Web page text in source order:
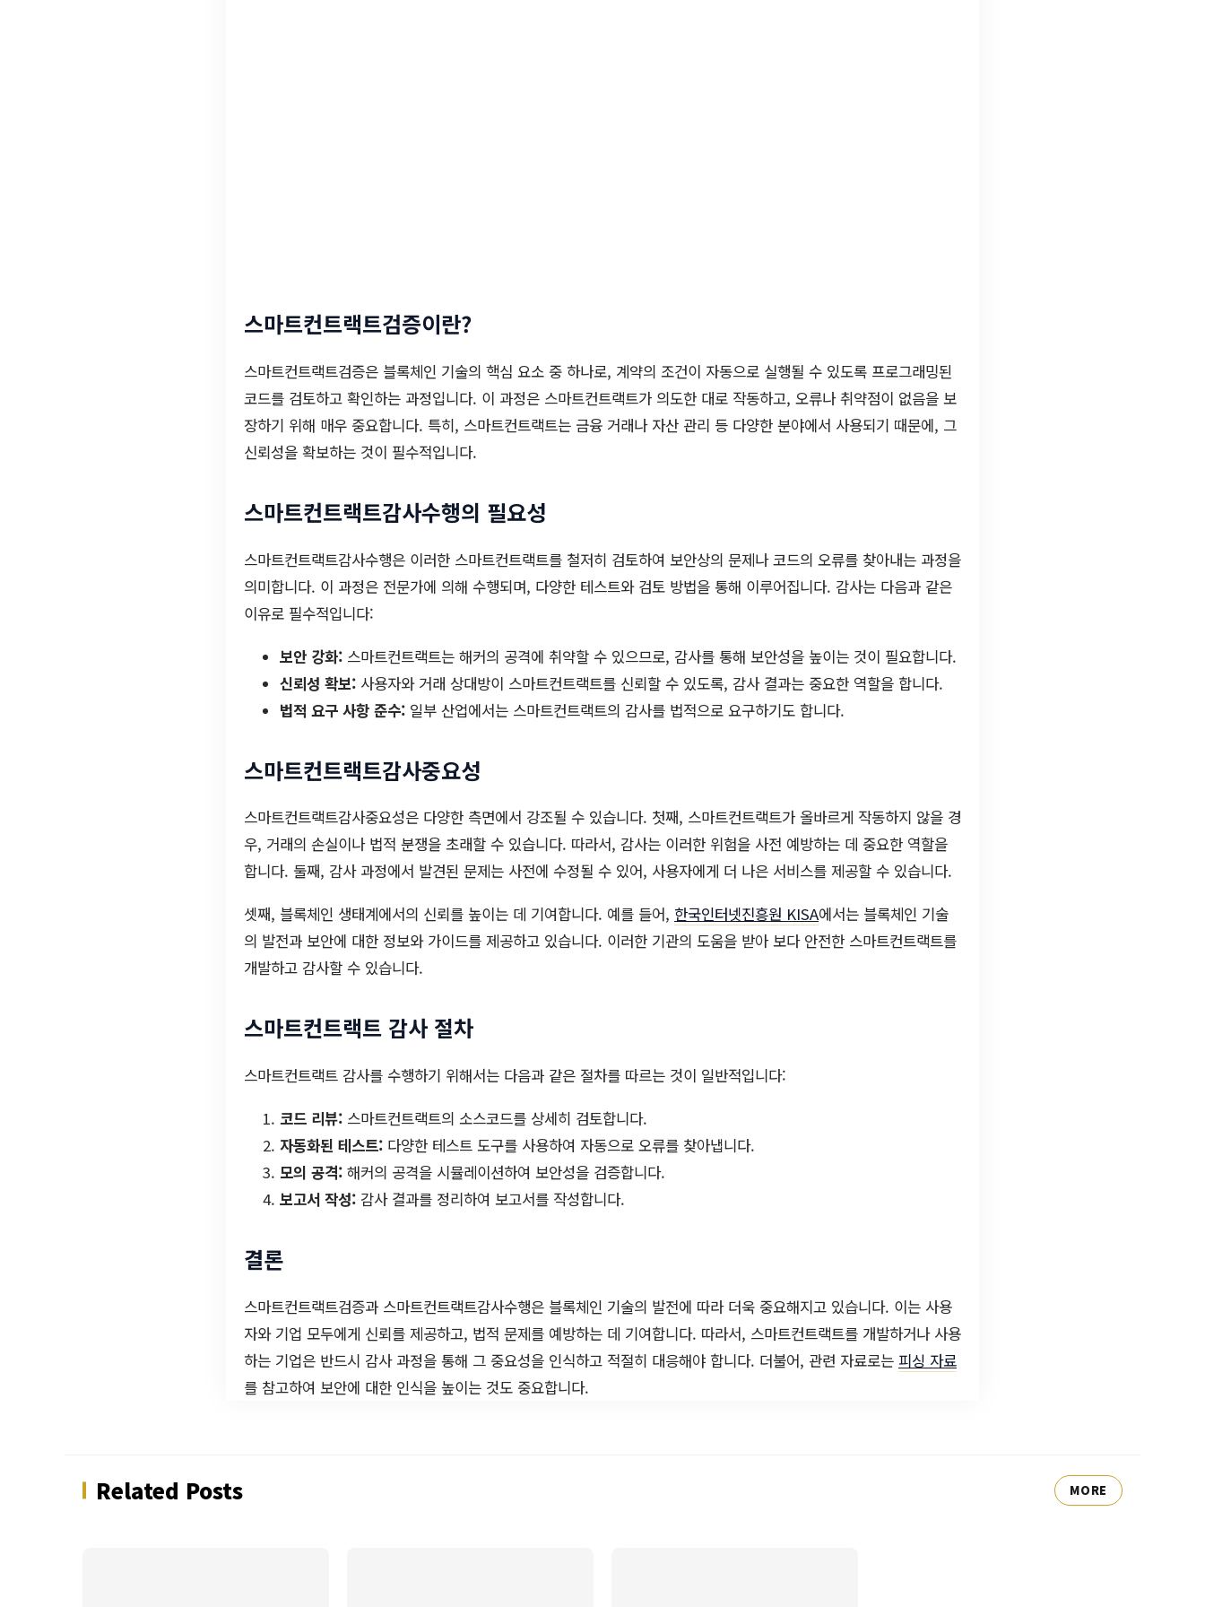
스마트컨트랙트검증이란?
스마트컨트랙트검증은 블록체인 기술의 핵심 요소 중 하나로, 계약의 조건이 자동으로 실행될 수 있도록 프로그래밍된
코드를 검토하고 확인하는 과정입니다. 이 과정은 스마트컨트랙트가 의도한 대로 작동하고, 오류나 취약점이 없음을 보
장하기 위해 매우 중요합니다. 특히, 스마트컨트랙트는 금융 거래나 자산 관리 등 다양한 분야에서 사용되기 때문에, 그
신뢰성을 확보하는 것이 필수적입니다.
스마트컨트랙트감사수행의 필요성
스마트컨트랙트감사수행은 이러한 스마트컨트랙트를 철저히 검토하여 보안상의 문제나 코드의 오류를 찾아내는 과정을
의미합니다. 이 과정은 전문가에 의해 수행되며, 다양한 테스트와 검토 방법을 통해 이루어집니다. 감사는 다음과 같은
이유로 필수적입니다:
보안 강화: 스마트컨트랙트는 해커의 공격에 취약할 수 있으므로, 감사를 통해 보안성을 높이는 것이 필요합니다.
신뢰성 확보: 사용자와 거래 상대방이 스마트컨트랙트를 신뢰할 수 있도록, 감사 결과는 중요한 역할을 합니다.
법적 요구 사항 준수: 일부 산업에서는 스마트컨트랙트의 감사를 법적으로 요구하기도 합니다.
스마트컨트랙트감사중요성
스마트컨트랙트감사중요성은 다양한 측면에서 강조될 수 있습니다. 첫째, 스마트컨트랙트가 올바르게 작동하지 않을 경
우, 거래의 손실이나 법적 분쟁을 초래할 수 있습니다. 따라서, 감사는 이러한 위험을 사전 예방하는 데 중요한 역할을
합니다. 둘째, 감사 과정에서 발견된 문제는 사전에 수정될 수 있어, 사용자에게 더 나은 서비스를 제공할 수 있습니다.
셋째, 블록체인 생태계에서의 신뢰를 높이는 데 기여합니다. 예를 들어, 한국인터넷진흥원 KISA에서는 블록체인 기술
의 발전과 보안에 대한 정보와 가이드를 제공하고 있습니다. 이러한 기관의 도움을 받아 보다 안전한 스마트컨트랙트를
개발하고 감사할 수 있습니다.
스마트컨트랙트 감사 절차
스마트컨트랙트 감사를 수행하기 위해서는 다음과 같은 절차를 따르는 것이 일반적입니다:
코드 리뷰: 스마트컨트랙트의 소스코드를 상세히 검토합니다.
자동화된 테스트: 다양한 테스트 도구를 사용하여 자동으로 오류를 찾아냅니다.
모의 공격: 해커의 공격을 시뮬레이션하여 보안성을 검증합니다.
보고서 작성: 감사 결과를 정리하여 보고서를 작성합니다.
결론
스마트컨트랙트검증과 스마트컨트랙트감사수행은 블록체인 기술의 발전에 따라 더욱 중요해지고 있습니다. 이는 사용
자와 기업 모두에게 신뢰를 제공하고, 법적 문제를 예방하는 데 기여합니다. 따라서, 스마트컨트랙트를 개발하거나 사용
하는 기업은 반드시 감사 과정을 통해 그 중요성을 인식하고 적절히 대응해야 합니다. 더불어, 관련 자료로는 피싱 자료
를 참고하여 보안에 대한 인식을 높이는 것도 중요합니다.
Related Posts MORE